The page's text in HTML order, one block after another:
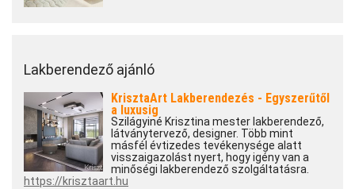
Lakberendező ajánló
KrisztaArt Lakberendezés - Egyszerűtől
a luxusig
Szilágyiné Krisztina mester lakberendező,
látványtervező, designer. Több mint
másfél évtizedes tevékenysége alatt
visszaigazolást nyert, hogy igény van a
minőségi lakberendező szolgáltatásra.
https://krisztaart.hu